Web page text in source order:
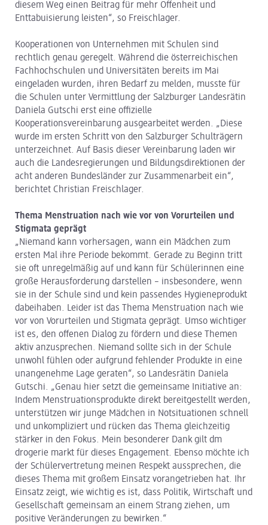
diesem Weg einen Beitrag für mehr Offenheit und
Enttabuisierung leisten“, so Freischlager.
Kooperationen von Unternehmen mit Schulen sind
rechtlich genau geregelt. Während die österreichischen
Fachhochschulen und Universitäten bereits im Mai
eingeladen wurden, ihren Bedarf zu melden, musste für
die Schulen unter Vermittlung der Salzburger Landesrätin
Daniela Gutschi erst eine offizielle
Kooperationsvereinbarung ausgearbeitet werden. „Diese
wurde im ersten Schritt von den Salzburger Schulträgern
unterzeichnet. Auf Basis dieser Vereinbarung laden wir
auch die Landesregierungen und Bildungsdirektionen der
acht anderen Bundesländer zur Zusammenarbeit ein“,
berichtet Christian Freischlager.
Thema Menstruation nach wie vor von Vorurteilen und
Stigmata geprägt
„Niemand kann vorhersagen, wann ein Mädchen zum
ersten Mal ihre Periode bekommt. Gerade zu Beginn tritt
sie oft unregelmäßig auf und kann für Schülerinnen eine
große Herausforderung darstellen – insbesondere, wenn
sie in der Schule sind und kein passendes Hygieneprodukt
dabeihaben. Leider ist das Thema Menstruation nach wie
vor von Vorurteilen und Stigmata geprägt. Umso wichtiger
ist es, den offenen Dialog zu fördern und diese Themen
aktiv anzusprechen. Niemand sollte sich in der Schule
unwohl fühlen oder aufgrund fehlender Produkte in eine
unangenehme Lage geraten“, so Landesrätin Daniela
Gutschi. „Genau hier setzt die gemeinsame Initiative an:
Indem Menstruationsprodukte direkt bereitgestellt werden,
unterstützen wir junge Mädchen in Notsituationen schnell
und unkompliziert und rücken das Thema gleichzeitig
stärker in den Fokus. Mein besonderer Dank gilt dm
drogerie markt für dieses Engagement. Ebenso möchte ich
der Schülervertretung meinen Respekt aussprechen, die
dieses Thema mit großem Einsatz vorangetrieben hat. Ihr
Einsatz zeigt, wie wichtig es ist, dass Politik, Wirtschaft und
Gesellschaft gemeinsam an einem Strang ziehen, um
positive Veränderungen zu bewirken.“